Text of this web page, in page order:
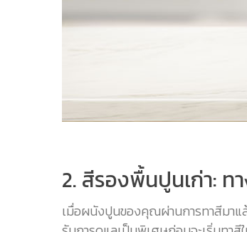
2. สีรองพื้นปูนเก่า: ท
เมื่อผนังปูนของคุณผ่านการทาสีมา